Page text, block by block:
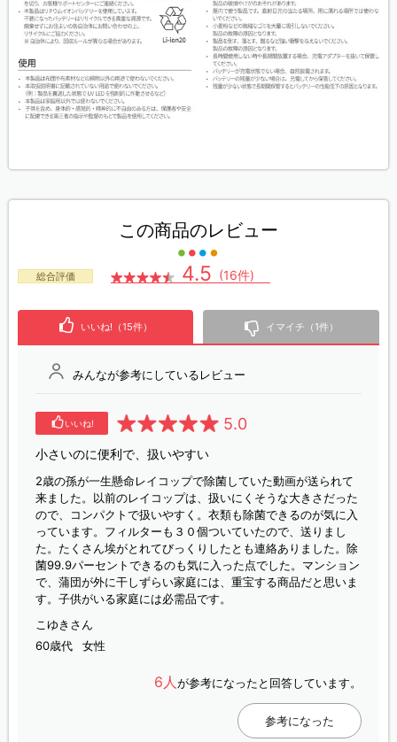
この商品のレビュー
総合評価 4.5 (16件)
いいね!（15件） イマイチ（1件）
みんなが参考にしているレビュー
いいね! 5.0
小さいのに便利で、扱いやすい
2歳の孫が一生懸命レイコップで除菌していた動画が送られて
来ました。以前のレイコップは、扱いにくそうな大きさだった
ので、コンパクトで扱いやすく。衣類も除菌できるのが気に入
っています。フィルターも３０個ついていたので、送りまし
た。たくさん埃がとれてびっくりしたとも連絡ありました。除
菌99.9パーセントできるのも気に入った点でした。マンション
で、蒲団が外に干しずらい家庭には、重宝する商品だと思いま
す。子供がいる家庭には必需品です。
こゆきさん
60歳代
女性
6人が参考になったと回答しています。
参考になった